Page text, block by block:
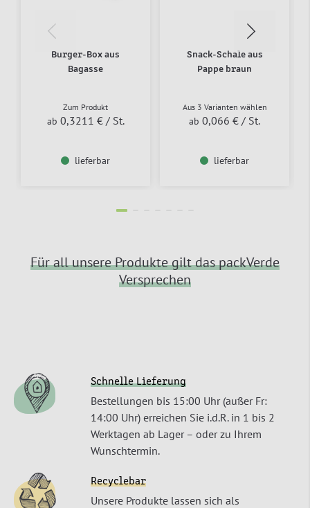
Burger-Box aus
Bagasse
Zum Produkt
ab 0,3211 € / St.
lieferbar
Snack-Schale aus
Pappe braun
Aus 3 Varianten wählen
ab 0,066 € / St.
lieferbar
Für all unsere Produkte gilt das packVerde
Versprechen
Schnelle Lieferung
Bestellungen bis 15:00 Uhr (außer Fr:
14:00 Uhr) erreichen Sie i.d.R. in 1 bis 2
Werktagen ab Lager – oder zu Ihrem
Wunschtermin.
Recyclebar
Unsere Produkte lassen sich als